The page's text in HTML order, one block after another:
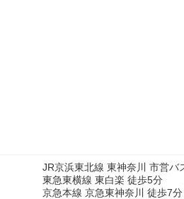
JR京浜東北線 東神奈川 市営
東急東横線 東白楽 徒歩5分
京急本線 京急東神奈川 徒歩7分